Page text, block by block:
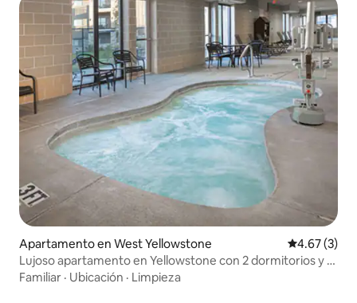
Apartamento en West Yellowstone Calificación
4.67 (3)
Lujoso apartamento en Yellowstone con 2 dormitorios y 2
baños
Familiar · Ubicación · Limpieza